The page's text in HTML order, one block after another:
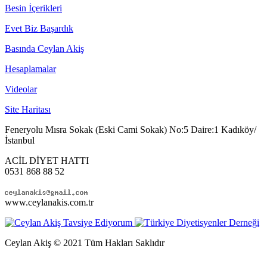
Besin İçerikleri
Evet Biz Başardık
Basında Ceylan Akiş
Hesaplamalar
Videolar
Site Haritası
Feneryolu Mısra Sokak (Eski Cami Sokak) No:5 Daire:1 Kadıköy/
İstanbul
ACİL DİYET HATTI
0531 868 88 52
www.ceylanakis.com.tr
Ceylan Akiş © 2021 Tüm Hakları Saklıdır